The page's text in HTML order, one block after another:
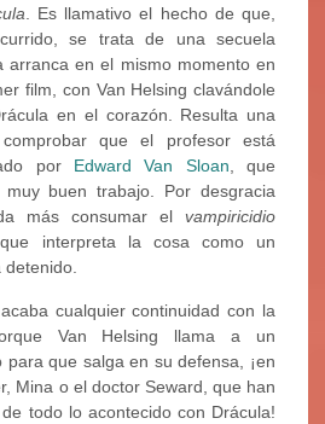
. Es llamativo el hecho de que,
se trata de una secuela
arranca en el mismo momento en
film, con Van Helsing clavándole
en el corazón. Resulta una
que el profesor está
por Edward Van Sloan, que
buen trabajo. Por desgracia
más consumar el vampiricidio
interpreta la cosa como un
detenido.
cualquier continuidad con la
Van Helsing llama a un
para que salga en su defensa, ¡en
Mina o el doctor Seward, que han
todo lo acontecido con Drácula!